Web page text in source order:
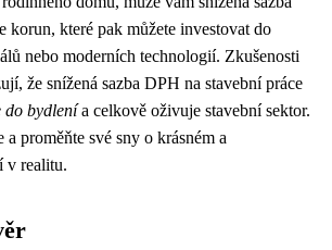
korun, které pak můžete investovat do
nebo moderních technologií. Zkušenosti
že snížená sazba DPH na stavební práce
do bydlenía celkově oživuje stavební sektor.
a proměňte své sny o krásném a
v realitu.